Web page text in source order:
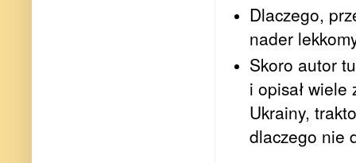
Dlaczego,
nader
Skoro autor
i opisał
Ukrainy,
dlaczego nie